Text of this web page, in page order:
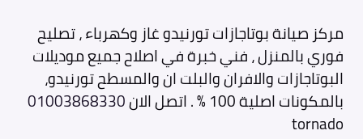
مركز صيانة بوتاجازات تورنيدو غاز وكهرباء ، تصليح
فوري بالمنزل ، فني خبرة في اصلاح جميع موديلات
البوتاجازات والافران والبلت ان والمسطح تورنيدو،
بالمكونات اصلية 100 % . اتصل الان 01003868330
tornado